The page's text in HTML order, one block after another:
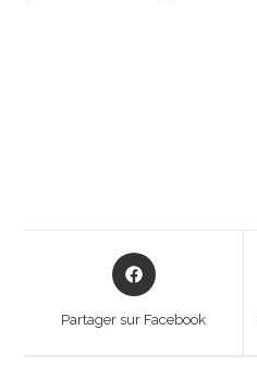
Opens
in
Partager sur Facebook